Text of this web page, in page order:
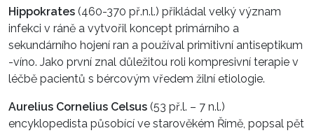
Hippokrates (460-370 př.n.l.) přikládal velký význam
infekci v ráně a vytvořil koncept primárního a
sekundárního hojení ran a používal primitivní antiseptikum
-víno. Jako první znal důležitou roli kompresivní terapie v
léčbě pacientů s bércovým vředem žilní etiologie.
Aurelius Cornelius Celsus (53 př.l. – 7 n.l.)
encyklopedista působící ve starověkém Římě, popsal pět